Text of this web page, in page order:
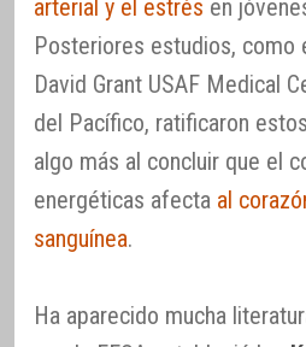
arterial y el estrés en
Posteriores estudios, como
David Grant USAF Medical
del Pacífico, ratificaron
algo más al concluir que el
energéticas afecta al
sanguínea.
Ha aparecido mucha